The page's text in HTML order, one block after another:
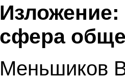
Изложение:
сфера
Меньшиков